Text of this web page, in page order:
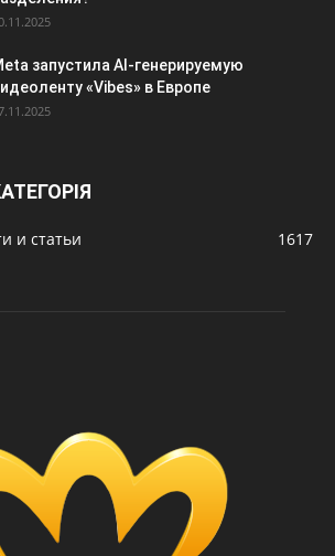
запустила AI-генерируемую
«Vibes» в Европе
и статьи 1617